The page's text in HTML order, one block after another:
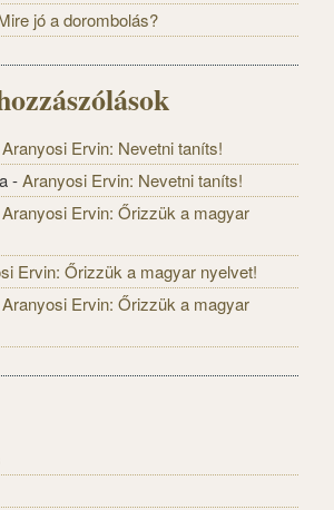
jó a dorombolás?
Aranyosi Ervin: Nevetni taníts!
-Aranyosi Ervin: Nevetni taníts!
Aranyosi Ervin: Őrizzük a magyar
Ervin: Őrizzük a magyar nyelvet!
Aranyosi Ervin: Őrizzük a magyar